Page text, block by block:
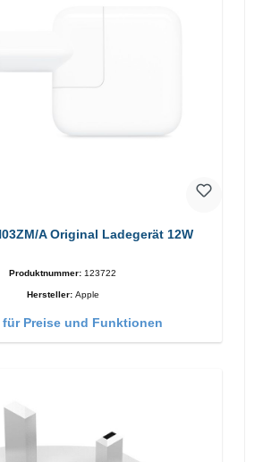
A Original Ladegerät 12W
Produktnummer: 123722
Hersteller: Apple
Preise und Funktionen